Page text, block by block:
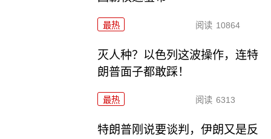
最热 阅读 10864
灭人种？以色列这波操作，连特
朗普面子都敢踩！
最热 阅读 6313
特朗普刚说要谈判，伊朗又是反